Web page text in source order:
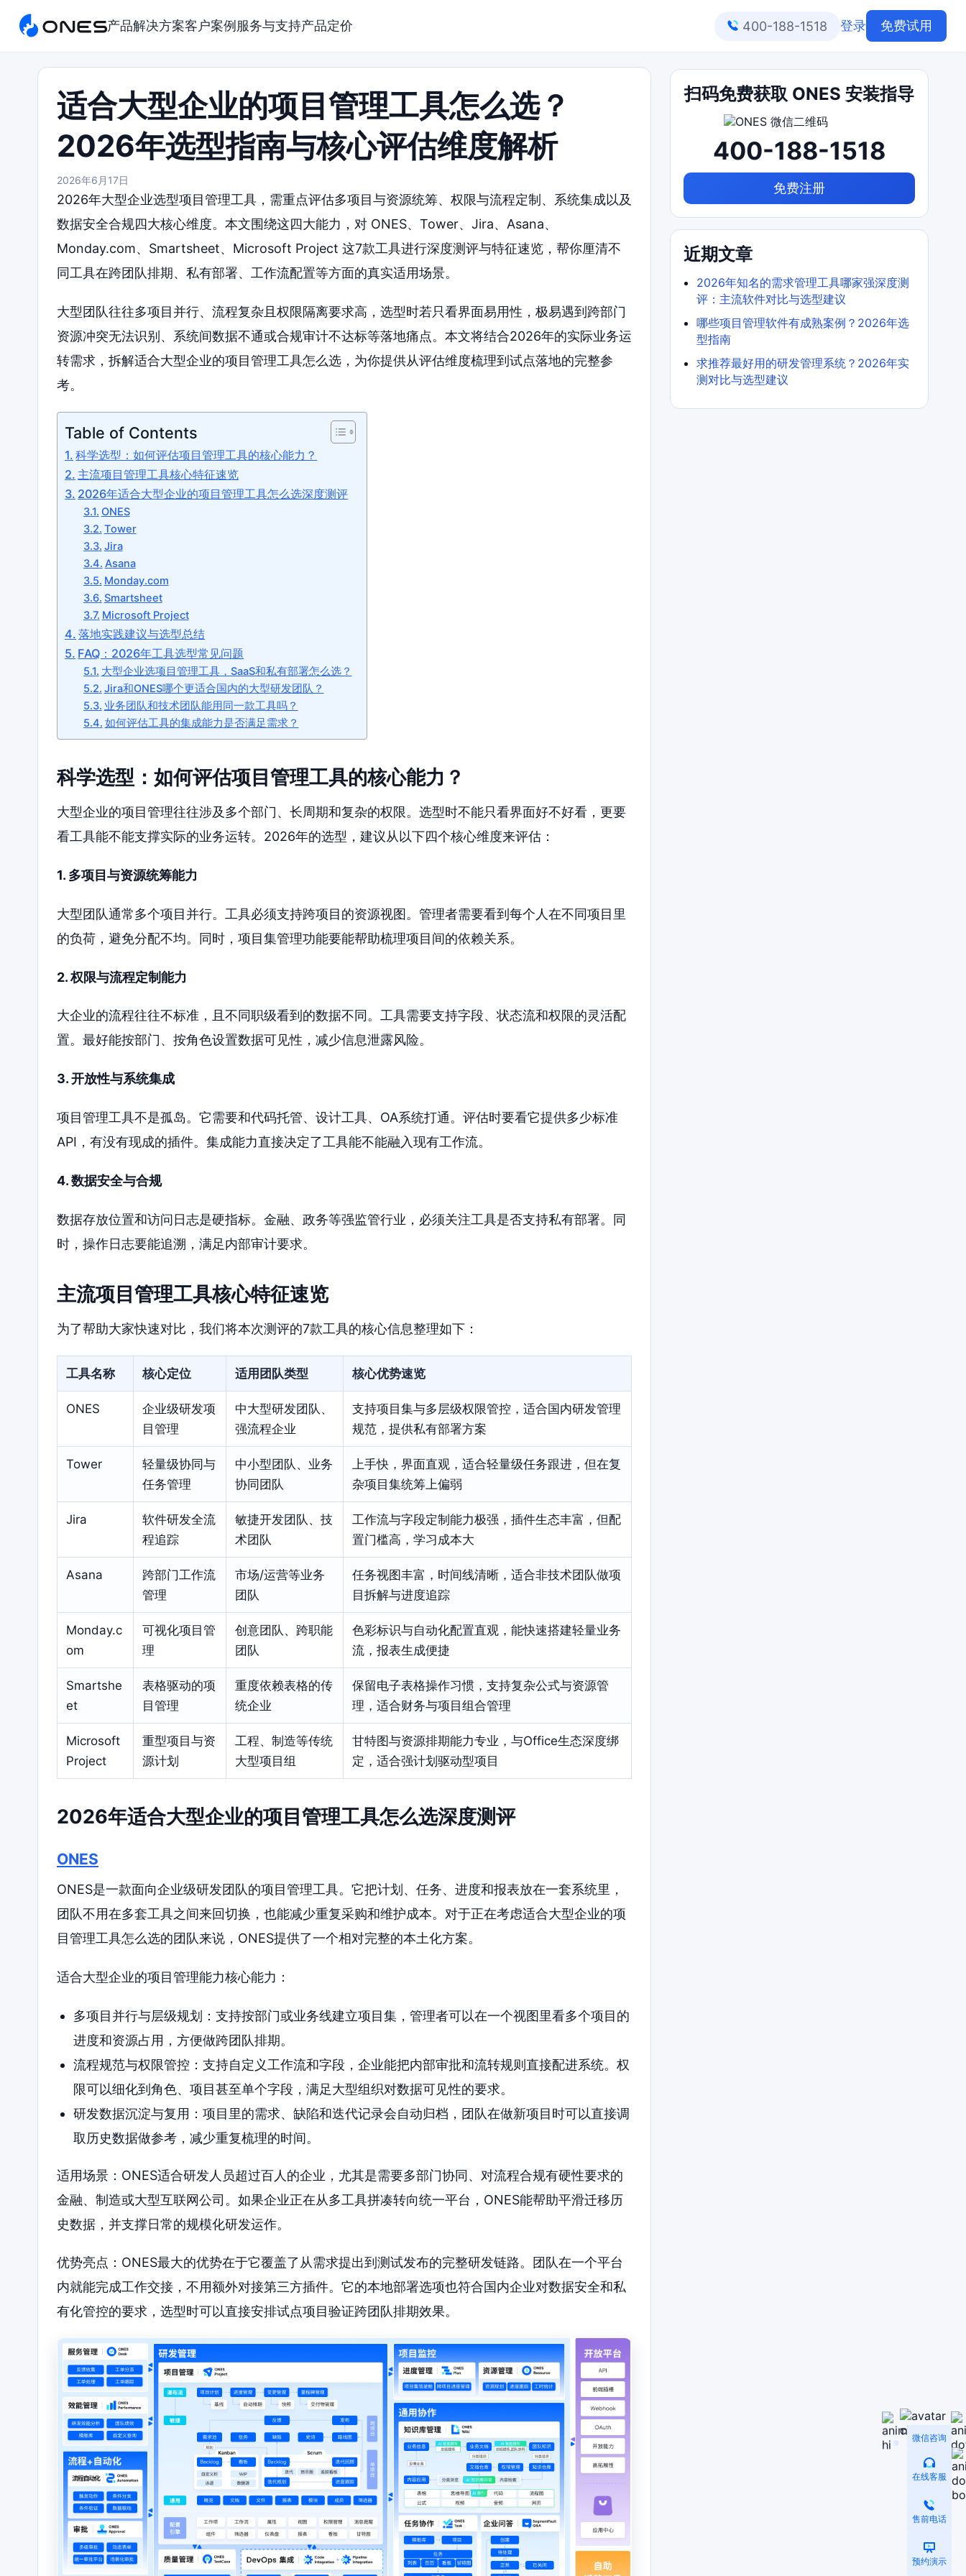
产品解决方案客户案例 服务与支持产品定价 400-188-1518 登录 免费试用
适合大型企业的项目管理工具怎么选？
2026年选型指南与核心评估维度解析
2026年6月17日
2026年大型企业选型项目管理工具，需重点评估多项目与资源统筹、权限与流程定制、系统集成以及
数据安全合规四大核心维度。本文围绕这四大能力，对 ONES、Tower、Jira、Asana、
Monday.com、Smartsheet、Microsoft Project 这7款工具进行深度测评与特征速览，帮你厘清不
同工具在跨团队排期、私有部署、工作流配置等方面的真实适用场景。
大型团队往往多项目并行、流程复杂且权限隔离要求高，选型时若只看界面易用性，极易遇到跨部门
资源冲突无法识别、系统间数据不通或合规审计不达标等落地痛点。本文将结合2026年的实际业务运
转需求，拆解适合大型企业的项目管理工具怎么选，为你提供从评估维度梳理到试点落地的完整参
考。
Table of Contents
科学选型：如何评估项目管理工具的核心能力？
主流项目管理工具核心特征速览
2026年适合大型企业的项目管理工具怎么选深度测评
ONES
Tower
Jira
Asana
Monday.com
Smartsheet
Microsoft Project
落地实践建议与选型总结
FAQ：2026年工具选型常见问题
大型企业选项目管理工具，SaaS和私有部署怎么选？
Jira和ONES哪个更适合国内的大型研发团队？
业务团队和技术团队能用同一款工具吗？
如何评估工具的集成能力是否满足需求？
科学选型：如何评估项目管理工具的核心能力？
大型企业的项目管理往往涉及多个部门、长周期和复杂的权限。选型时不能只看界面好不好看，更要
看工具能不能支撑实际的业务运转。2026年的选型，建议从以下四个核心维度来评估：
1. 多项目与资源统筹能力
大型团队通常多个项目并行。工具必须支持跨项目的资源视图。管理者需要看到每个人在不同项目里
的负荷，避免分配不均。同时，项目集管理功能要能帮助梳理项目间的依赖关系。
2. 权限与流程定制能力
大企业的流程往往不标准，且不同职级看到的数据不同。工具需要支持字段、状态流和权限的灵活配
置。最好能按部门、按角色设置数据可见性，减少信息泄露风险。
3. 开放性与系统集成
项目管理工具不是孤岛。它需要和代码托管、设计工具、OA系统打通。评估时要看它提供多少标准
API，有没有现成的插件。集成能力直接决定了工具能不能融入现有工作流。
4. 数据安全与合规
数据存放位置和访问日志是硬指标。金融、政务等强监管行业，必须关注工具是否支持私有部署。同
时，操作日志要能追溯，满足内部审计要求。
主流项目管理工具核心特征速览
为了帮助大家快速对比，我们将本次测评的7款工具的核心信息整理如下：
工具名称 核心定位 适用团队类型 核心优势速览
ONES
企业级研发项
目管理
中大型研发团队、
强流程企业
支持项目集与多层级权限管控，适合国内研发管理
规范，提供私有部署方案
Tower
轻量级协同与
任务管理
中小型团队、业务
协同团队
上手快，界面直观，适合轻量级任务跟进，但在复
杂项目集统筹上偏弱
Jira
软件研发全流
程追踪
敏捷开发团队、技
术团队
工作流与字段定制能力极强，插件生态丰富，但配
置门槛高，学习成本大
Asana
跨部门工作流
管理
市场/运营等业务
团队
任务视图丰富，时间线清晰，适合非技术团队做项
目拆解与进度追踪
Monday.c
om
可视化项目管
理
创意团队、跨职能
团队
色彩标识与自动化配置直观，能快速搭建轻量业务
流，报表生成便捷
Smartshe
et
表格驱动的项
目管理
重度依赖表格的传
统企业
保留电子表格操作习惯，支持复杂公式与资源管
理，适合财务与项目组合管理
Microsoft
Project
重型项目与资
源计划
工程、制造等传统
大型项目组
甘特图与资源排期能力专业，与Office生态深度绑
定，适合强计划驱动型项目
2026年适合大型企业的项目管理工具怎么选深度测评
ONES
ONES是一款面向企业级研发团队的项目管理工具。它把计划、任务、进度和报表放在一套系统里，
团队不用在多套工具之间来回切换，也能减少重复采购和维护成本。对于正在考虑适合大型企业的项
目管理工具怎么选的团队来说，ONES提供了一个相对完整的本土化方案。
适合大型企业的项目管理能力核心能力：
多项目并行与层级规划：支持按部门或业务线建立项目集，管理者可以在一个视图里看多个项目的
进度和资源占用，方便做跨团队排期。
流程规范与权限管控：支持自定义工作流和字段，企业能把内部审批和流转规则直接配进系统。权
限可以细化到角色、项目甚至单个字段，满足大型组织对数据可见性的要求。
研发数据沉淀与复用：项目里的需求、缺陷和迭代记录会自动归档，团队在做新项目时可以直接调
取历史数据做参考，减少重复梳理的时间。
适用场景：ONES适合研发人员超过百人的企业，尤其是需要多部门协同、对流程合规有硬性要求的
金融、制造或大型互联网公司。如果企业正在从多工具拼凑转向统一平台，ONES能帮助平滑迁移历
史数据，并支撑日常的规模化研发运作。
优势亮点：ONES最大的优势在于它覆盖了从需求提出到测试发布的完整研发链路。团队在一个平台
内就能完成工作交接，不用额外对接第三方插件。它的本地部署选项也符合国内企业对数据安全和私
有化管控的要求，选型时可以直接安排试点项目验证跨团队排期效果。
扫码免费获取 ONES 安装指导
400-188-1518
免费注册
近期文章
2026年知名的需求管理工具哪家强深度测
评：主流软件对比与选型建议
哪些项目管理软件有成熟案例？2026年选
型指南
求推荐最好用的研发管理系统？2026年实
测对比与选型建议
微信咨询
在线客服
售前电话
预约演示